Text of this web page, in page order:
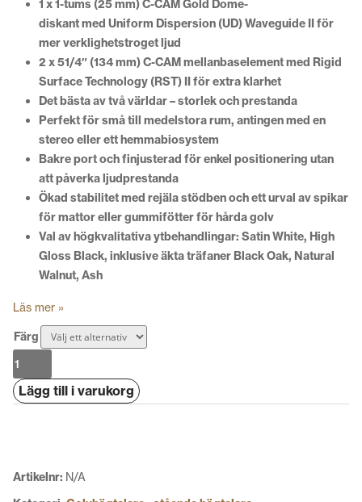
1 x 1-tums (25 mm) C-CAM Gold Dome-
diskant med Uniform Dispersion (UD) Waveguide II för
mer verklighetstroget ljud
2 x 51/4″ (134 mm) C-CAM mellanbaselement med Rigid
Surface Technology (RST) II för extra klarhet
Det bästa av två världar – storlek och prestanda
Perfekt för små till medelstora rum, antingen med en
stereo eller ett hemmabiosystem
Bakre port och finjusterad för enkel positionering utan
att påverka ljudprestanda
Ökad stabilitet med rejäla stödben och ett urval av spikar
för mattor eller gummifötter för hårda golv
Val av högkvalitativa ytbehandlingar: Satin White, High
Gloss Black, inklusive äkta träfaner Black Oak, Natural
Walnut, Ash
Läs mer »
Färg
Monitor
Audio
Silver
Lägg till i varukorg
Artikelnr: N/A